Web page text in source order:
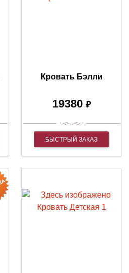
Кровать Бэлли
19380 ₽
БЫСТРЫЙ ЗАКАЗ